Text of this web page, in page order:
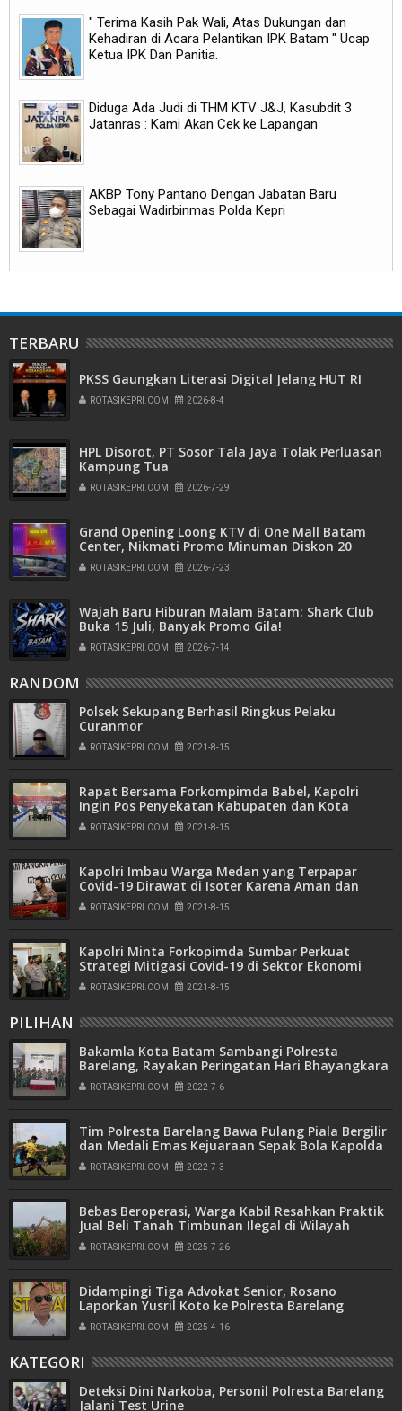
" Terima Kasih Pak Wali, Atas Dukungan dan
Kehadiran di Acara Pelantikan IPK Batam " Ucap
Ketua IPK Dan Panitia.
Diduga Ada Judi di THM KTV J&J, Kasubdit 3
Jatanras : Kami Akan Cek ke Lapangan
AKBP Tony Pantano Dengan Jabatan Baru
Sebagai Wadirbinmas Polda Kepri
TERBARU
PKSS Gaungkan Literasi Digital Jelang HUT RI
ROTASIKEPRI.COM 2026-8-4
HPL Disorot, PT Sosor Tala Jaya Tolak Perluasan
Kampung Tua
ROTASIKEPRI.COM 2026-7-29
Grand Opening Loong KTV di One Mall Batam
Center, Nikmati Promo Minuman Diskon 20
Persen
ROTASIKEPRI.COM 2026-7-23
Wajah Baru Hiburan Malam Batam: Shark Club
Buka 15 Juli, Banyak Promo Gila!
ROTASIKEPRI.COM 2026-7-14
RANDOM
Polsek Sekupang Berhasil Ringkus Pelaku
Curanmor
ROTASIKEPRI.COM 2021-8-15
Rapat Bersama Forkompimda Babel, Kapolri
Ingin Pos Penyekatan Kabupaten dan Kota
Dioptimalkan
ROTASIKEPRI.COM 2021-8-15
Kapolri Imbau Warga Medan yang Terpapar
Covid-19 Dirawat di Isoter Karena Aman dan
Nyaman
ROTASIKEPRI.COM 2021-8-15
Kapolri Minta Forkopimda Sumbar Perkuat
Strategi Mitigasi Covid-19 di Sektor Ekonomi
Warga
ROTASIKEPRI.COM 2021-8-15
PILIHAN
Bakamla Kota Batam Sambangi Polresta
Barelang, Rayakan Peringatan Hari Bhayangkara
ke-76
ROTASIKEPRI.COM 2022-7-6
Tim Polresta Barelang Bawa Pulang Piala Bergilir
dan Medali Emas Kejuaraan Sepak Bola Kapolda
Kepri Cup Tahun 2022
ROTASIKEPRI.COM 2022-7-3
Bebas Beroperasi, Warga Kabil Resahkan Praktik
Jual Beli Tanah Timbunan Ilegal di Wilayah
Pemukiman
ROTASIKEPRI.COM 2025-7-26
Didampingi Tiga Advokat Senior, Rosano
Laporkan Yusril Koto ke Polresta Barelang
ROTASIKEPRI.COM 2025-4-16
KATEGORI
Deteksi Dini Narkoba, Personil Polresta Barelang
Jalani Test Urine